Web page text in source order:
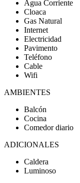
Agua Corriente
Cloaca
Gas Natural
Internet
Electricidad
Pavimento
Teléfono
Cable
Wifi
AMBIENTES
Balcón
Cocina
Comedor diario
ADICIONALES
Caldera
Luminoso